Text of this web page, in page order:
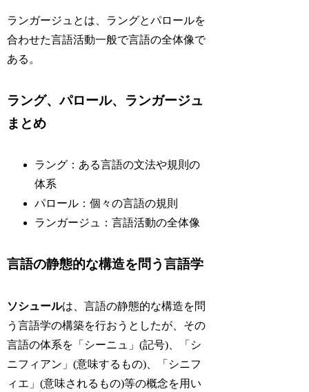
ランガージュとは、ラングとパロールを
合わせた言語活動一般で言語の全体像で
ある。
ラング、パロール、ランガージュ
まとめ
ラング：ある言語の文法や規則の
体系
パロール：個々の言語の規則
ランガージュ：言語活動の全体像
言語の静態的な構造を問う言語学
ソシュールは、言語の静態的な構造を問
う言語学の構築を行おうとしたが、その
言語の体系を「シーニュ」(記号)、「シ
ニフィアン」(意味するもの)、「シニフ
ィエ」(意味されるもの)等の概念を用い